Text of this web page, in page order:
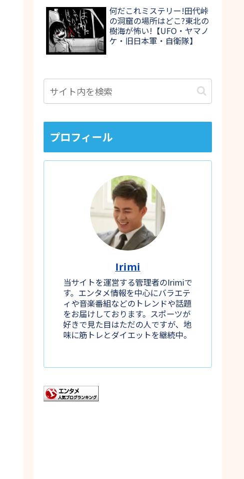
何だこれミステリー!田代峠
の洞窟の場所はどこ?東北の
樹海が怖い!【UFO・ヤマノ
ケ・旧日本軍・自衛隊】
プロフィール
Irimi
当サイトを運営する管理者のIrimiで
す。エンタメ情報を中心にバラエテ
ィや音楽番組などのトレンドや話題
をお届けしております。スポーツが
好きで見た目はただの人ですが、地
味に筋トレとダイエットを継続中。